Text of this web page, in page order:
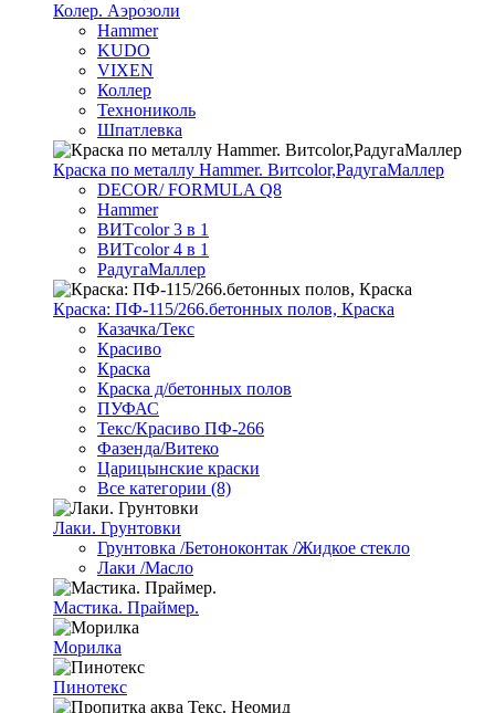
Колер. Аэрозоли
Hammer
KUDO
VIXEN
Коллер
Технониколь
Шпатлевка
Краска по металлу Hammer. Витcolor,РадугаМаллер
DECOR/ FORMULA Q8
Hammer
ВИТcolor 3 в 1
ВИТcolor 4 в 1
РадугаМаллер
Краска: ПФ-115/266.бетонных полов, Краска
Казачка/Текс
Красиво
Краска
Краска д/бетонных полов
ПУФАС
Текс/Красиво ПФ-266
Фазенда/Витеко
Царицынские краски
Все категории (8)
Лаки. Грунтовки
Грунтовка /Бетоноконтак /Жидкое стекло
Лаки /Масло
Мастика. Праймер.
Морилка
Пинотекс